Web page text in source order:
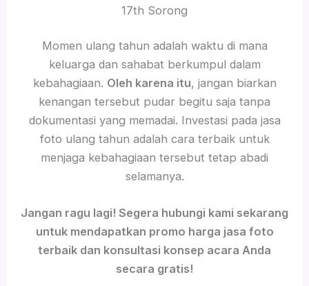
17th Sorong
Momen ulang tahun adalah waktu di mana
keluarga dan sahabat berkumpul dalam
kebahagiaan. Oleh karena itu, jangan biarkan
kenangan tersebut pudar begitu saja tanpa
dokumentasi yang memadai. Investasi pada jasa
foto ulang tahun adalah cara terbaik untuk
menjaga kebahagiaan tersebut tetap abadi
selamanya.
Jangan ragu lagi! Segera hubungi kami sekarang
untuk mendapatkan promo harga jasa foto
terbaik dan konsultasi konsep acara Anda
secara gratis!